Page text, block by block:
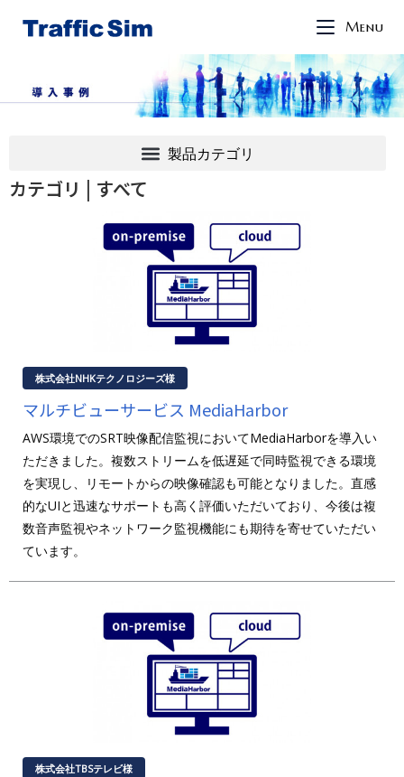
Menu
カテゴリ | すべて
株式会社NHKテクノロジーズ様
マルチビューサービス MediaHarbor
AWS環境でのSRT映像配信監視においてMediaHarborを導入い
ただきました。複数ストリームを低遅延で同時監視できる環境
を実現し、リモートからの映像確認も可能となりました。直感
的なUIと迅速なサポートも高く評価いただいており、今後は複
数音声監視やネットワーク監視機能にも期待を寄せていただい
ています。
株式会社TBSテレビ様